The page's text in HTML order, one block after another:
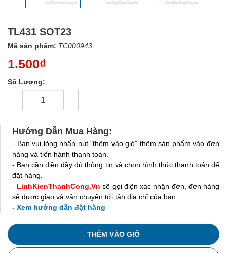
TL431 SOT23
Mã sản phẩm: TC000943
1.500₫
Số Lượng:
Hướng Dẫn Mua Hàng:
- Bạn vui lòng nhấn nút "thêm vào giỏ" thêm sản phẩm vào đơn
hàng và tiến hành thanh toán.
- Bạn cần điền đầy đủ thông tin và chọn hình thức thanh toán để
đặt hàng.
- LinhKienThanhCong.Vn sẽ gọi điện xác nhận đơn, đơn hàng
sẽ được giao và vận chuyển tới tận địa chỉ của bạn.
- Xem hướng dẫn đặt hàng
THÊM VÀO GIỎ